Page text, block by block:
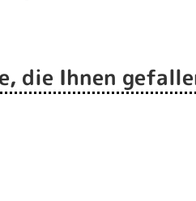
die Ihnen